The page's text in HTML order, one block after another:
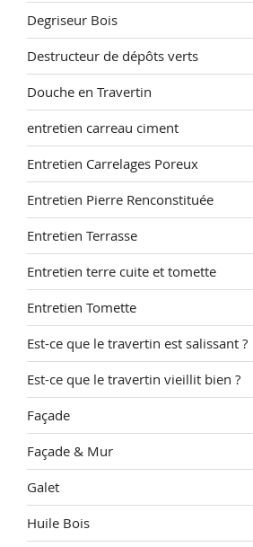
Degriseur Bois
Destructeur de dépôts verts
Douche en Travertin
entretien carreau ciment
Entretien Carrelages Poreux
Entretien Pierre Renconstituée
Entretien Terrasse
Entretien terre cuite et tomette
Entretien Tomette
Est-ce que le travertin est salissant ?
Est-ce que le travertin vieillit bien ?
Façade
Façade & Mur
Galet
Huile Bois